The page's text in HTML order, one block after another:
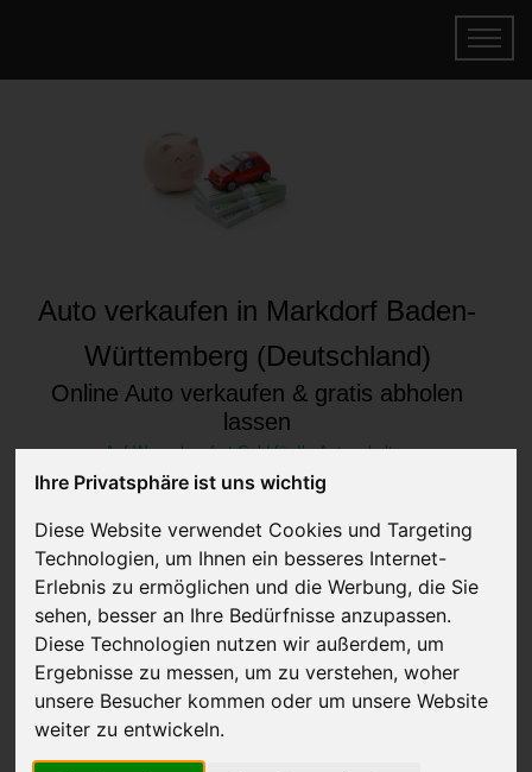
Ihre Privatsphäre ist uns wichtig
Diese Website verwendet Cookies und Targeting
Technologien, um Ihnen ein besseres Internet-
Erlebnis zu ermöglichen und die Werbung, die Sie
sehen, besser an Ihre Bedürfnisse anzupassen.
Diese Technologien nutzen wir außerdem, um
Ergebnisse zu messen, um zu verstehen, woher
unsere Besucher kommen oder um unsere Website
weiter zu entwickeln.
Auto verkaufen in Markdorf Baden-
Württemberg (Deutschland)
Online Auto verkaufen & gratis abholen
lassen
Auf Wunsch sofort Geld für Ihr Auto erhalten
JETZT KOSTENLOSE BEWERTUNG
Kostenloses Angebotfür den Ankauf Ihres Autos inklusive der